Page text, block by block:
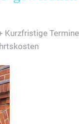
Kurzfristige